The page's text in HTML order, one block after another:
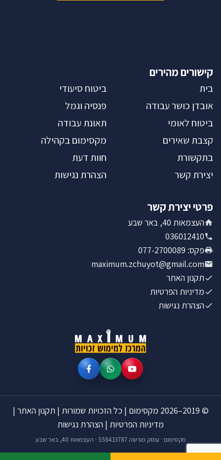
קישורים מהירים
בית
ביטוח סיעודי
אובדן כושר עבודה
פנסיה וגמל
ביטוח לאומי
תאונת עבודה
קצבת שאירים
מקסימום בקהילה
בתקשורת
חוות דעת
יצירת קשר
הצהרת נגישות
פרטי יצירת קשר
העצמאות 40, באר שבע
036012410
פקס:
077-2700089
maximum.zchuyot@gmail.com
תקנון האתר
מדיניות הפרטיות
הצהרת נגישות
©
2019–2026 מקסימום | כל הזכויות שמורות | תקנון האתר |
מדיניות הפרטיות | הצהרת נגישות
מקסימום · עוסק מורשה 558413787 · העצמאות 40, באר שבע